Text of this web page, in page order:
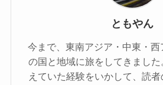
ともやん
今まで、東南アジア・中東・
の国と地域に旅をしてきまし
えていた経験をいかして、読